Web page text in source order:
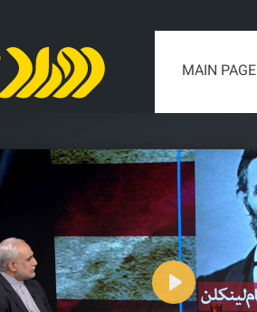
MAIN PAGE
Play